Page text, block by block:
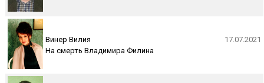
Винер Вилия
17.07.2021
На смерть Владимира Филина